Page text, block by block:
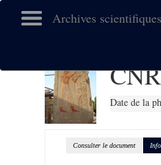
Archives
Date de la
Consulter le document